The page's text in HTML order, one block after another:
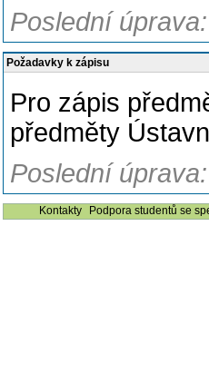
Poslední
Požadavky k zápisu
Pro zápis
předměty
Poslední
Kontakty
Podpora studentů se